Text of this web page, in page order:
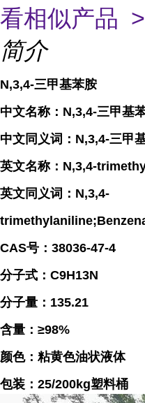
看相似产品 >
简介
N,3,4-三甲基苯胺
中文名称：N,3,4-三甲基
中文同义词：N,3,4-三甲
英文名称：N,3,4-
英文同义词：N,3,4-
CAS号：38036-47-4
分子式：C9H13N
分子量：135.21
含量：≥98%
颜色：粘黄色油状液体
包装：25/200kg塑料桶